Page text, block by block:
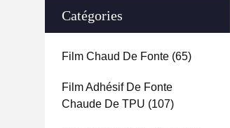
Catégories
Film Chaud De Fonte (65)
Film Adhésif De Fonte
Chaude De TPU (107)